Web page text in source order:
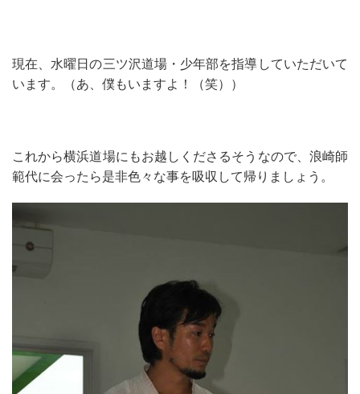
現在、水曜日の三ツ沢道場・少年部を指導していただいて
います。（あ、僕もいますよ！（笑））
これから横浜道場にもお越しくださるそうなので、浪崎師
範代に会ったら是非色々な事を吸収して帰りましょう。